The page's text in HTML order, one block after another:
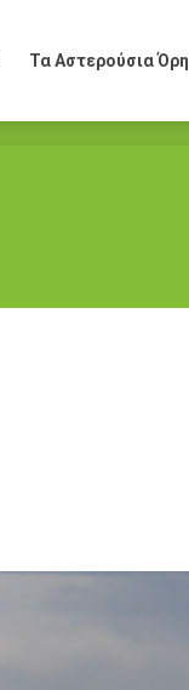
Τα Αστερούσια Όρη